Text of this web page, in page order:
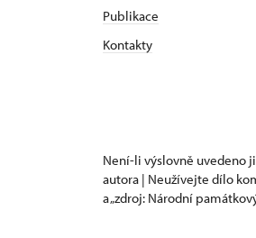
Publikace
Kontakty
Není-li výslovně uvedeno
autora | Neužívejte dílo
a „zdroj: Národní